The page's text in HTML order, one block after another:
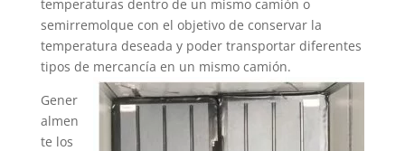
temperaturas dentro de un mismo camión o
semirremolque con el objetivo de conservar la
temperatura deseada y poder transportar diferentes
tipos de mercancía en un mismo camión.
Gener
almen
te los